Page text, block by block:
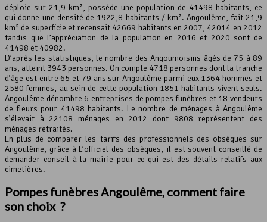
Leaflet, ©OpenStreetMapcontributeurs
déploie sur 21,9 km², possède une population de 41498 habitants, ce
qui donne une densité de 1922,8 habitants / km². Angoulême, fait 21,9
km² de superficie et recensait 42669 habitants en 2007, 42014 en 2012
tandis que l’appréciation de la population en 2016 et 2020 sont de
41498 et 40982.
D’après les statistiques, le nombre des Angoumoisins âgés de 75 à 89
ans, atteint 3943 personnes. On compte 4718 personnes dont la tranche
d’âge est entre 65 et 79 ans sur Angoulême parmi eux 1364 hommes et
2580 femmes, au sein de cette population 1851 habitants vivent seuls.
Angoulême dénombre 6 entreprises de pompes funèbres et 18 vendeurs
de fleurs pour 41498 habitants. Le nombre de ménages à Angoulême
s’élevait à 22108 ménages en 2012 dont 9808 représentent des
ménages retraités.
En plus de comparer les tarifs des professionnels des obsèques sur
Angoulême, grâce à L’officiel des obsèques, il est souvent conseillé de
demander conseil à la mairie pour ce qui est des détails relatifs aux
cimetières.
Pompes funèbres Angoulême, comment faire
son choix ?